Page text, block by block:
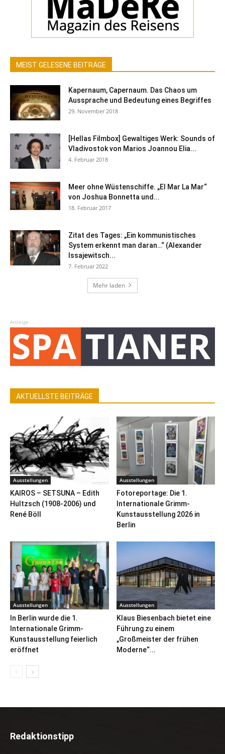
MEIST GELESENE BEITRÄGE
Kapernaum, Capernaum. Das Chaos um
Aussprache und Bedeutung eines Begriffes
29. November 2018
[Hellas Filmbox] Gewaltiges Werk: Sounds of
Vladivostok von Marios Joannou Elia...
4. Februar 2018
Meer ohne Wüstenschiffe. „El Mar La Mar“
von Joshua Bonnetta und...
18. Februar 2017
Zitat des Tages: „Ein kommunistisches
System erkennt man daran…“ (Alexander
Issajewitsch...
7. Februar 2022
Mehr laden
Anzeige
AKTUELLSTE BEITRÄGE
Ausstellungen
KAIROS – SETSUNA – Edith
Hultzsch (1908-2006) und
René Böll
Ausstellungen
Fotoreportage: Die 1.
Internationale Grimm-
Kunstausstellung 2026 in
Berlin
Ausstellungen
In Berlin wurde die 1.
Internationale Grimm-
Kunstausstellung feierlich
eröffnet
Ausstellungen
Klaus Biesenbach bietet eine
Führung zu einem
„Großmeister der frühen
Moderne“...
Redaktionstipp